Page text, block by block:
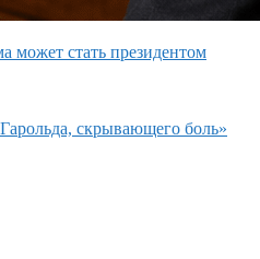
может стать президентом
скрывающего боль»